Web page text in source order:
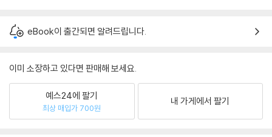
eBook이 출간되면 알려드립니다.
이미 소장하고 있다면 판매해 보세요.
예스24에 팔기
최상 매입가 700원
내 가게에서 팔기